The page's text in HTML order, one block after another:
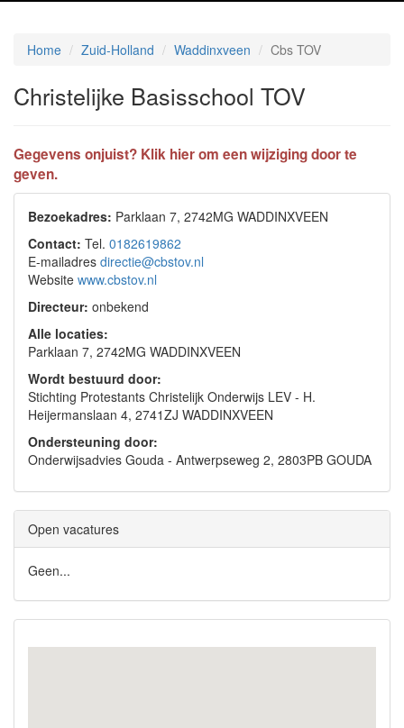
Home Zuid-Holland Waddinxveen Cbs TOV
Christelijke Basisschool TOV
Gegevens onjuist? Klik hier om een wijziging door te
geven.
Bezoekadres: Parklaan 7, 2742MG WADDINXVEEN
Contact: Tel. 0182619862
E-mailadres directie@cbstov.nl
Website www.cbstov.nl
Directeur: onbekend
Alle locaties:
Parklaan 7, 2742MG WADDINXVEEN
Wordt bestuurd door:
Stichting Protestants Christelijk Onderwijs LEV - H.
Heijermanslaan 4, 2741ZJ WADDINXVEEN
Ondersteuning door:
Onderwijsadvies Gouda - Antwerpseweg 2, 2803PB GOUDA
Open vacatures
Geen...